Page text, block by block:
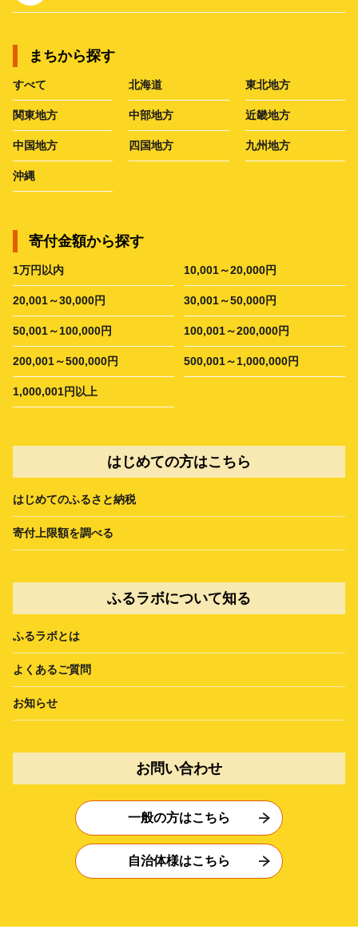
まちから探す
すべて 北海道 東北地方
関東地方 中部地方 近畿地方
中国地方 四国地方 九州地方
沖縄
寄付金額から探す
1万円以内 10,001～20,000円
20,001～30,000円 30,001～50,000円
50,001～100,000円 100,001～200,000円
200,001～500,000円 500,001～1,000,000円
1,000,001円以上
はじめての方はこちら
はじめてのふるさと納税
寄付上限額を調べる
ふるラボについて知る
ふるラボとは
よくあるご質問
お知らせ
お問い合わせ
一般の方はこちら
自治体様はこちら